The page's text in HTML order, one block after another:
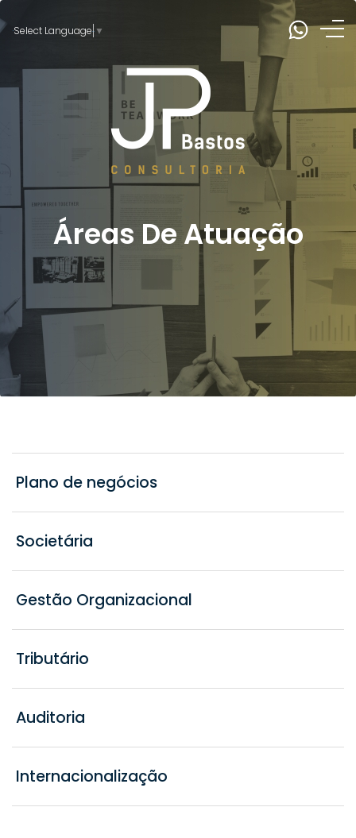
Select Language ▼
Áreas De Atuação
Plano de negócios
Societária
Gestão Organizacional
Tributário
Auditoria
Internacionalização